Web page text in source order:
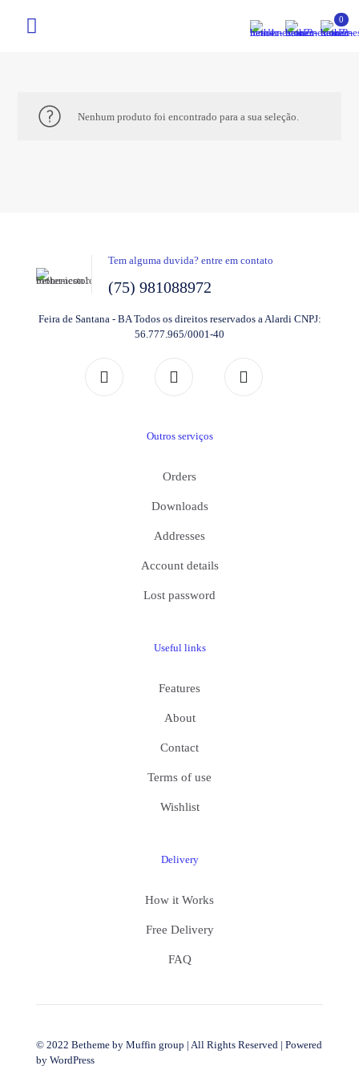
0
Nenhum produto foi encontrado para a sua seleção.
Tem alguma duvida? entre em contato
(75) 981088972
Feira de Santana - BA Todos os direitos reservados a Alardi CNPJ:
56.777.965/0001-40
Outros serviços
Orders
Downloads
Addresses
Account details
Lost password
Useful links
Features
About
Contact
Terms of use
Wishlist
Delivery
How it Works
Free Delivery
FAQ
© 2022 Betheme by Muffin group | All Rights Reserved | Powered
by WordPress